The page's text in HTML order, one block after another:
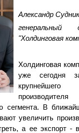
Александр
"Холдинговая
Холдинговая
уже сегодня
сегмента. В
увеличить
а ее экспорт -